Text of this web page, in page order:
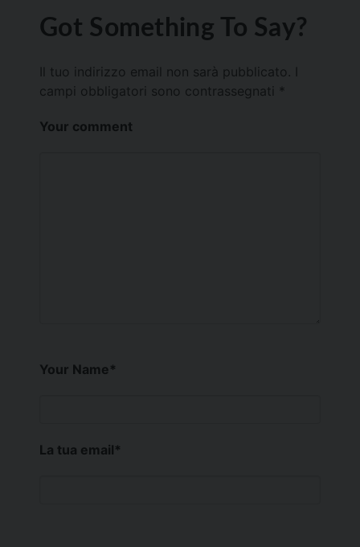
Got Something To Say?
Il tuo indirizzo email non sarà pubblicato.
campi obbligatori sono contrassegnati *
Your comment
Your Name*
La tua email*